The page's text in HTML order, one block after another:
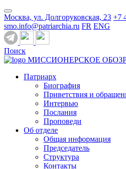
Москва, ул. Долгоруковская, 23 +7
smo.info@patriarchia.ru FR ENG
Поиск
МИССИОНЕРСКОЕ
Патриарх
Биография
Приветствия и
Интервью
Послания
Проповеди
Об отделе
Общая информация
Председатель
Структура
Контакты